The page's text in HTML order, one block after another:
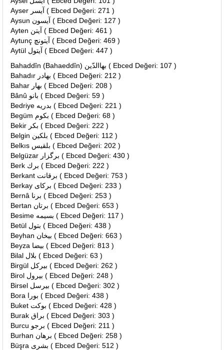
Ayser آيسر ( Ebced Değeri: 271 )
Aysun آيسون ( Ebced Değeri: 127 )
Ayten آيتن ( Ebced Değeri: 461 )
Aytunç آيتونچ ( Ebced Değeri: 469 )
Aytül آيتول ( Ebced Değeri: 447 )
Bahaddîn (Bahaeddîn) بهاالدّين ( Ebced Değeri: 107 )
Bahadır بهادر ( Ebced Değeri: 212 )
Bahar بهار ( Ebced Değeri: 208 )
Bânû بانو ( Ebced Değeri: 59 )
Bedriye بدريه ( Ebced Değeri: 221 )
Begüm بكوم ( Ebced Değeri: 68 )
Bekir بكر ( Ebced Değeri: 222 )
Belgin بلكين ( Ebced Değeri: 112 )
Belkıs بلقيس ( Ebced Değeri: 202 )
Belgüzar برگزار ( Ebced Değeri: 430 )
Berk برك ( Ebced Değeri: 222 )
Berkant برقانت ( Ebced Değeri: 753 )
Berkay بركاى ( Ebced Değeri: 233 )
Bernâ برنا ( Ebced Değeri: 253 )
Bertan برتان ( Ebced Değeri: 653 )
Besime بسيمه ( Ebced Değeri: 117 )
Betül بتول ( Ebced Değeri: 438 )
Beyhan بيخان ( Ebced Değeri: 663 )
Beyza بيضا ( Ebced Değeri: 813 )
Bilal بلال ( Ebced Değeri: 63 )
Birgül بيركل ( Ebced Değeri: 262 )
Birol بيرول ( Ebced Değeri: 248 )
Birsel بيرسل ( Ebced Değeri: 302 )
Bora بورا ( Ebced Değeri: 438 )
Buket بوكت ( Ebced Değeri: 428 )
Burak براق ( Ebced Değeri: 303 )
Burcu برجو ( Ebced Değeri: 211 )
Burhan برهان ( Ebced Değeri: 258 )
Büşra بشرى ( Ebced Değeri: 512 )